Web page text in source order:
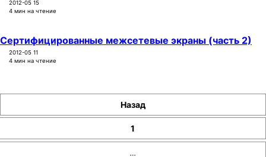
2012-05 15
4 мин на чтение
Сертифицированные межсетевые экраны (часть 2)
2012-05 11
4 мин на чтение
Назад
1
…